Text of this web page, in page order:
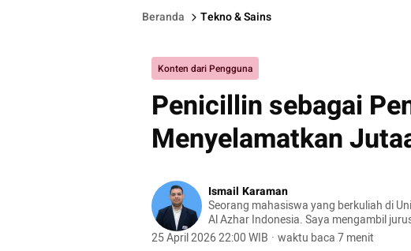
Beranda Tekno & Sains
Konten dari Pengguna
Penicillin sebagai
Menyelamatkan
Ismail Karaman
Seorang mahasiswa yang berkuliah di
Al Azhar Indonesia. Saya mengambil
Bioteknologi. Alasan saya memilih jurusan
25 April 2026 22:00 WIB · waktu baca 7 menit